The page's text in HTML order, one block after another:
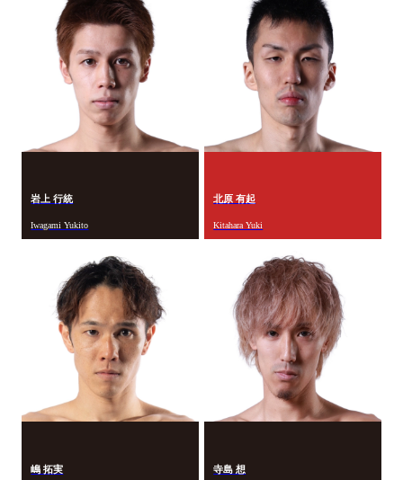
岩上 行統
Iwagami Yukito
北原 有起
Kitahara Yuki
嶋 拓実 寺島 想